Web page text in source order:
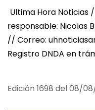
Ultima Hora Noticias
responsable: Nicolas
// Correo:
Registro DNDA en
Edición 1698 del 08/